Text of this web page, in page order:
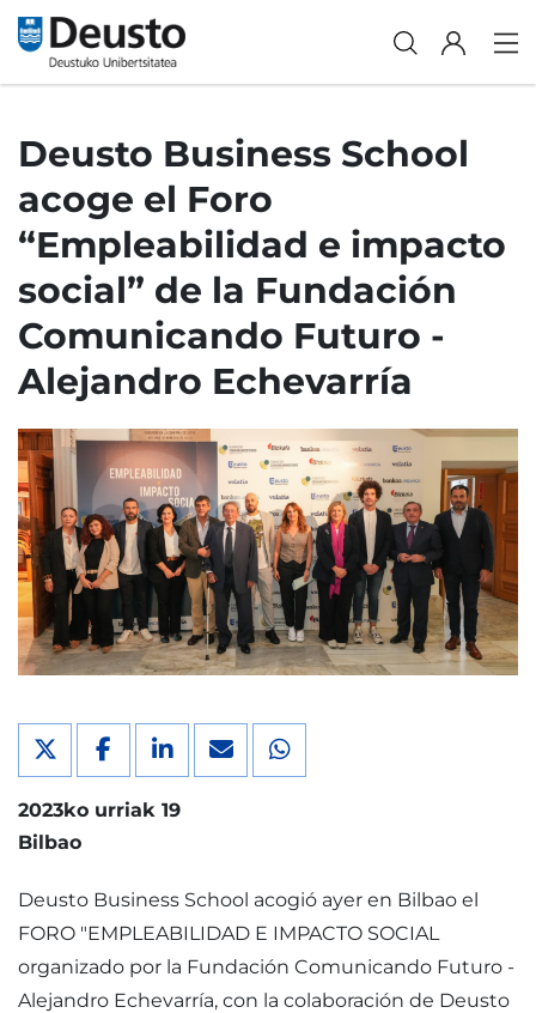
Deusto Business School
acoge el Foro
“Empleabilidad e impacto
social” de la Fundación
Comunicando Futuro -
Alejandro Echevarría
2023ko urriak 19
Bilbao
Deusto Business School acogió ayer en Bilbao el
FORO "EMPLEABILIDAD E IMPACTO SOCIAL
organizado por la Fundación Comunicando Futuro -
Alejandro Echevarría, con la colaboración de Deusto